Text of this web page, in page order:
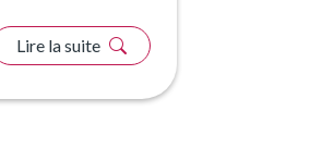
Lire la suite